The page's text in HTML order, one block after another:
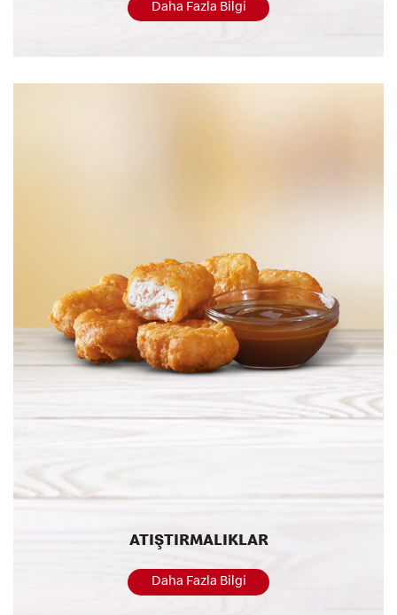
Daha Fazla Bilgi
ATIŞTIRMALIKLAR
Daha Fazla Bilgi